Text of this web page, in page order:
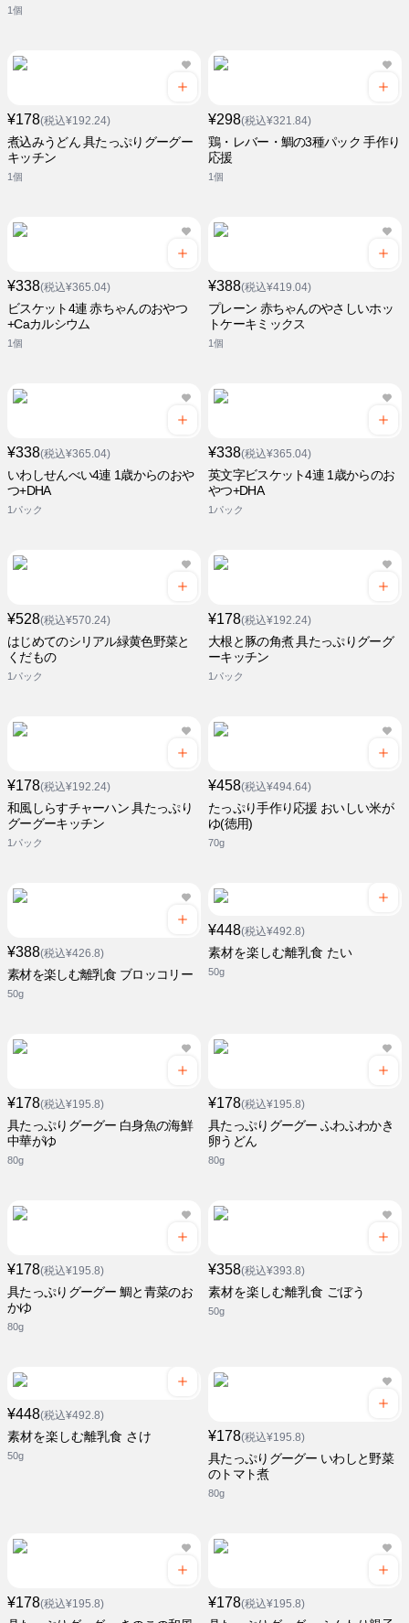
1個
¥178(税込¥192.24)
煮込みうどん 具たっぷりグーグー
キッチン
1個
¥298(税込¥321.84)
鶏・レバー・鯛の3種パック 手作り
応援
1個
¥338(税込¥365.04)
ビスケット4連 赤ちゃんのおやつ
+Caカルシウム
1個
¥388(税込¥419.04)
プレーン 赤ちゃんのやさしいホッ
トケーキミックス
1個
¥338(税込¥365.04)
いわしせんべい4連 1歳からのおや
つ+DHA
1パック
¥338(税込¥365.04)
英文字ビスケット4連 1歳からのお
やつ+DHA
1パック
¥528(税込¥570.24)
はじめてのシリアル緑黄色野菜と
くだもの
1パック
¥178(税込¥192.24)
大根と豚の角煮 具たっぷりグーグ
ーキッチン
1パック
¥178(税込¥192.24)
和風しらすチャーハン 具たっぷり
グーグーキッチン
1パック
¥458(税込¥494.64)
たっぷり手作り応援 おいしい米が
ゆ(徳用)
70g
¥388(税込¥426.8)
素材を楽しむ離乳食 ブロッコリー
50g
¥448(税込¥492.8)
素材を楽しむ離乳食 たい
50g
¥178(税込¥195.8)
具たっぷりグーグー 白身魚の海鮮
中華がゆ
80g
¥178(税込¥195.8)
具たっぷりグーグー ふわふわかき
卵うどん
80g
¥178(税込¥195.8)
具たっぷりグーグー 鯛と青菜のお
かゆ
80g
¥358(税込¥393.8)
素材を楽しむ離乳食 ごぼう
50g
¥448(税込¥492.8)
素材を楽しむ離乳食 さけ
50g
¥178(税込¥195.8)
具たっぷりグーグー いわしと野菜
のトマト煮
80g
¥178(税込¥195.8) ¥178(税込¥195.8)